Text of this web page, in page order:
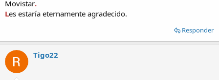
Movistar.
Les estaría eternamente agradecido.
Responder
Tigo22